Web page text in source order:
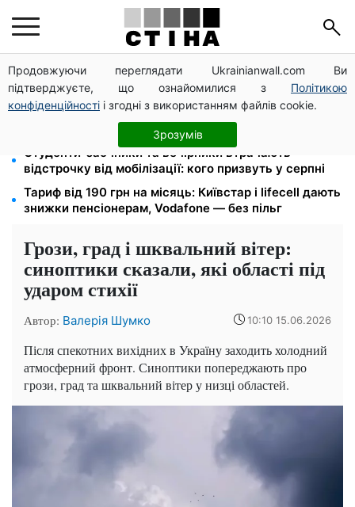
Продовжуючи переглядати Ukrainianwall.com Ви
підтверджуєте, що ознайомилися з Політикою
конфіденційності і згодні з використанням файлів cookie.
Зрозумів
Депо Укрпошти знищено в Павлограді: двоє
загиблих, доставку пенсій відновлять резервом
Пенсійна реформа у вересні: добровільні
накопичення й перегляд спецпенсій суддів
Студенти-заочники та вечірники втрачають
відстрочку від мобілізації: кого призвуть у серпні
Тариф від 190 грн на місяць: Київстар і lifecell дають
знижки пенсіонерам, Vodafone — без пільг
Грози, град і шквальний вітер:
синоптики сказали, які області під
ударом стихії
Автор: Валерія Шумко 10:10 15.06.2026
Після спекотних вихідних в Україну заходить холодний
атмосферний фронт. Синоптики попереджають про
грози, град та шквальний вітер у низці областей.